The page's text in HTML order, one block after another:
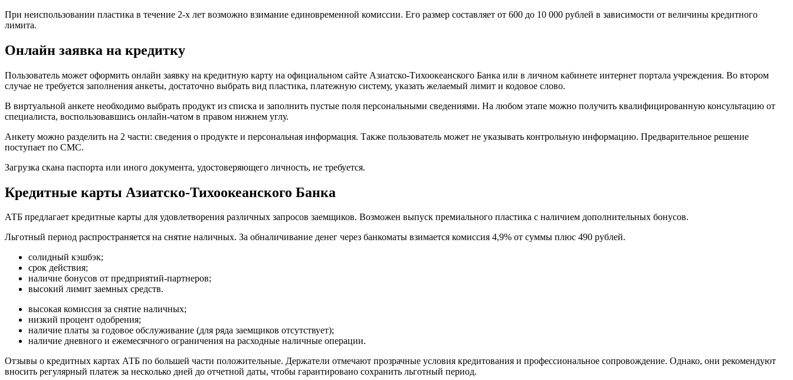
При неиспользовании пластика в течение 2-х лет возможно взимание единовременной комиссии. Его размер составляет от 600 до 10 000 рублей в зависимости от величины кредитного
лимита.
Онлайн заявка на кредитку
Пользователь может оформить онлайн заявку на кредитную карту на официальном сайте Азиатско-Тихоокеанского Банка или в личном кабинете интернет портала учреждения. Во втором
случае не требуется заполнения анкеты, достаточно выбрать вид пластика, платежную систему, указать желаемый лимит и кодовое слово.
В виртуальной анкете необходимо выбрать продукт из списка и заполнить пустые поля персональными сведениями. На любом этапе можно получить квалифицированную консультацию от
специалиста, воспользовавшись онлайн-чатом в правом нижнем углу.
Анкету можно разделить на 2 части: сведения о продукте и персональная информация. Также пользователь может не указывать контрольную информацию. Предварительное решение
поступает по СМС.
Загрузка скана паспорта или иного документа, удостоверяющего личность, не требуется.
Кредитные карты Азиатско-Тихоокеанского Банка
АТБ предлагает кредитные карты для удовлетворения различных запросов заемщиков. Возможен выпуск премиального пластика с наличием дополнительных бонусов.
Льготный период распространяется на снятие наличных. За обналичивание денег через банкоматы взимается комиссия 4,9% от суммы плюс 490 рублей.
солидный кэшбэк;
срок действия;
наличие бонусов от предприятий-партнеров;
высокий лимит заемных средств.
высокая комиссия за снятие наличных;
низкий процент одобрения;
наличие платы за годовое обслуживание (для ряда заемщиков отсутствует);
наличие дневного и ежемесячного ограничения на расходные наличные операции.
Отзывы о кредитных картах АТБ по большей части положительные. Держатели отмечают прозрачные условия кредитования и профессиональное сопровождение. Однако, они рекомендуют
вносить регулярный платеж за несколько дней до отчетной даты, чтобы гарантировано сохранить льготный период.